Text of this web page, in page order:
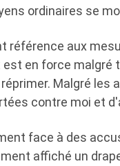
ordinaires se
référence aux
est en force
Malgré
contre moi et
face à des
affiché un